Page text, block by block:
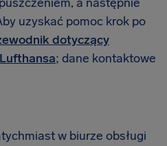
uzyskać pomoc krok po
dotyczący
; dane kontaktowe
w biurze obsługi